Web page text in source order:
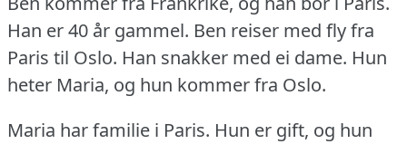
Han er 40 år gammel. Ben reiser med fly fra
Paris til Oslo. Han snakker med ei dame. Hun
heter Maria, og hun kommer fra Oslo.
Maria har familie i Paris. Hun er gift, og hun